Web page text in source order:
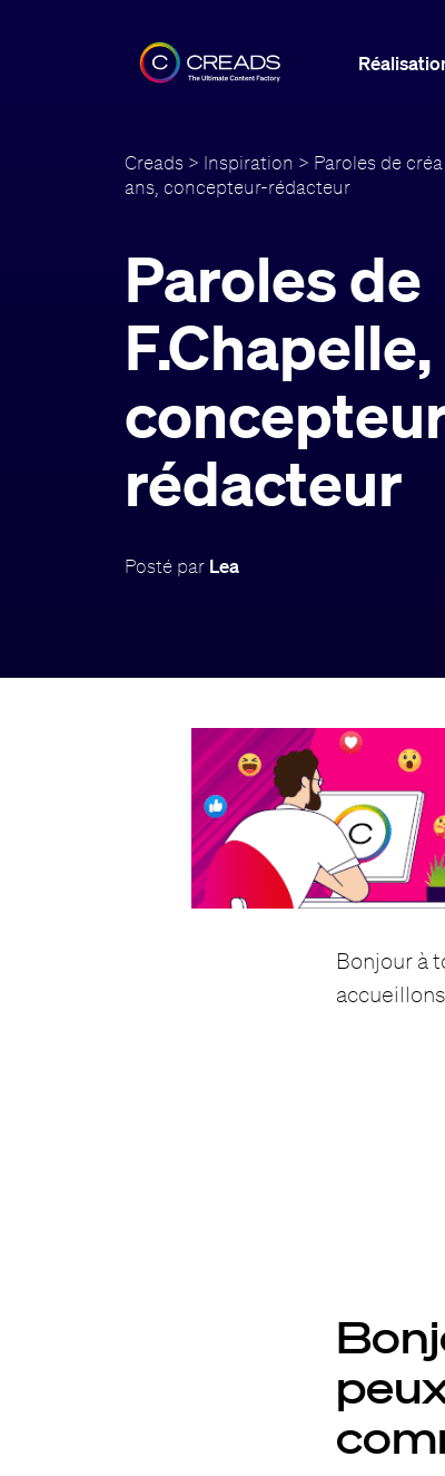
Creads > Inspiration > Paroles de créa
ans, concepteur-rédacteur
Paroles de
rédacteur
Posté par Lea
Bonjour à